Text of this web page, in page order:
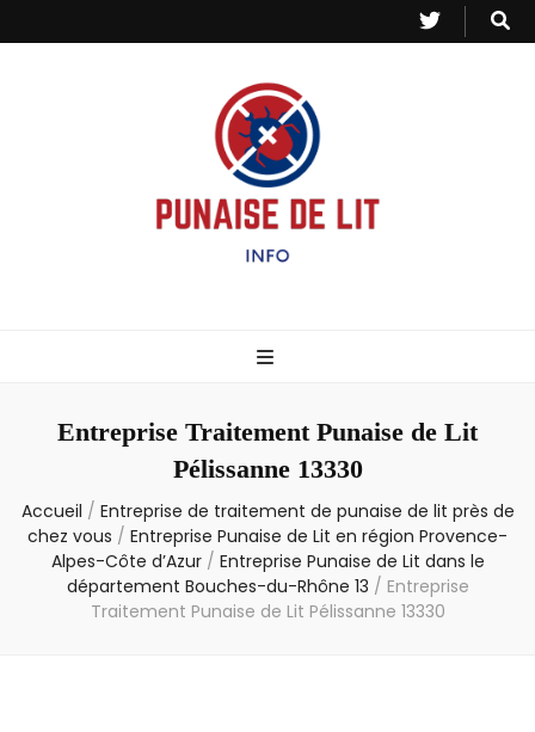
– Info
Entreprise Traitement Punaise de Lit
Pélissanne 13330
Accueil / Entreprise de traitement de punaise de lit près de
chez vous / Entreprise Punaise de Lit en région Provence-
Alpes-Côte d’Azur / Entreprise Punaise de Lit dans le
département Bouches-du-Rhône 13 / Entreprise
Traitement Punaise de Lit Pélissanne 13330